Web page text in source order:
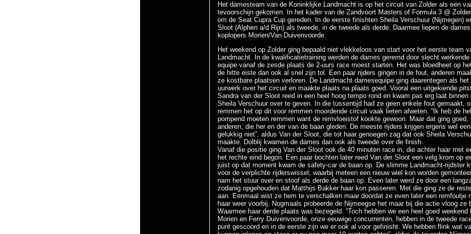
Het damesteam van de Koninklijke Landmacht is op het circuit van Zolder als een
tevoorschijn gekomen. In het kader van de Zandvoort Masters of Formula 3 @
om de Seat Cupra Cup gereden. In de eerste finishten Sheila Verschuur (Nijmegen)
Sloot (Alphen a/d Rijn) als tweede, in de tweede als derde. Daarmee liepen de
koplopers Morien/Van Duivenvoorde.
Het weekend op Zolder ging bepaald niet vlekkeloos van start voor het eerste team
Landmacht. In de kwalificatietraining werden de dames geremd door slecht
equipe vanaf de zesde plaats de 2-uurs race moest starten. Het was bloedheet op
de hitte eiste dan ook al snel zijn tol. Een paar rijders gingen in de fout, anderen
ze kostbare plaatsen verloren. De Landmacht damesequipe ging daarentegen als
uurwerk over het circuit en maakte plaats na plaats goed. Vooral een uitgekiende
Sandra van der Sloot reed in een heel hoog tempo rond en kwam pas erg laat
Sheila Verschuur over te geven. In die tussentijd had ze geen enkele fout gemaakt,
remmen het op dit voor remmen moordende circuit vaak lieten afweten. “Ik heb de
pompend moeten remmen want de remvloeistof kookte gewoon. Maar dat ging
anderen, die her en der van de baan gleden. De meeste rijders krijgen ergens wel
gelukkig niet”, aldus Van der Sloot, die tot haar genoegen zag dat ook Sheila
maakte. Dolblij kwamen de dames dan ook als tweede over de finish.
Vanaf die positie ging Van der Sloot ook de 40 minuten race in, die achter haar met
het rechte eind begon. Een paar bochten later reed Van der Sloot een velg krom op
juist op dat moment kwam de safety-car de baan op. De slimme Landmacht-rijdster
voor de verplichte rijderswissel, waarbij meteen een nieuw wiel kon worden
nam het stuur over en stoof als derde de baan op. Even later werd ze door een
zodanig opgehouden dat Matthijs Bakker haar kon passeren. Met die ging ze de
aan. Eenmaal wist ze hem te verschalken maar doordat ze even later een remfoutje
haar weer voorbij. Nogmaals probeerde de Nijmeegse het maar bij die actie vloog ze
Waarmee haar derde plaats was bezegeld. “Toch hebben we een heel goed weekend
Morien en Ferry Duivenvoorde, onze eeuwige concurrenten, hebben in de tweede
punt gescoord en in de eerste zijn we er ook al voor gefinisht. We hebben flink wat